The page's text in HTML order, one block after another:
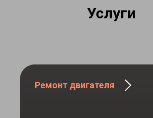
Услуги
Ремонт двигателя